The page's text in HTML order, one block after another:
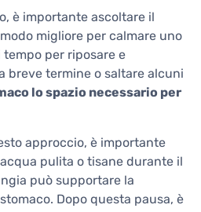
è importante ascoltare il
migliore per calmare uno
per riposare e
breve termine o saltare alcuni
lo spazio necessario per
approccio, è importante
pulita o tisane durante il
può supportare la
Dopo questa pausa, è